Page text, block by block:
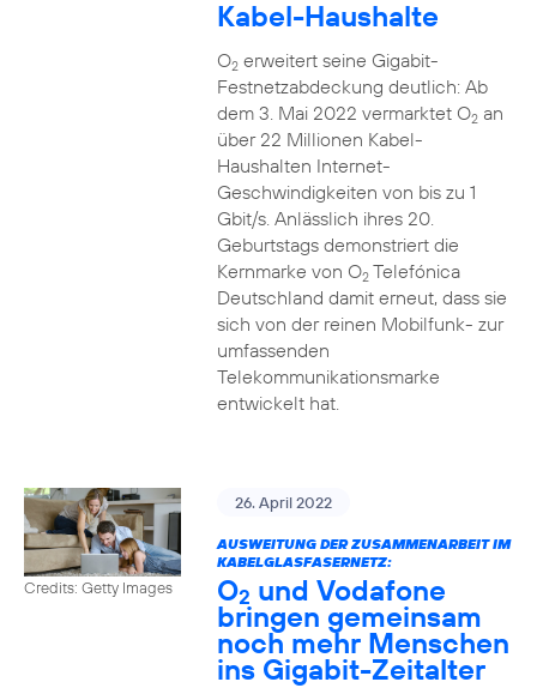
Kabel-Haushalte
O2erweitert seine Gigabit-
Festnetzabdeckung deutlich: Ab
dem 3. Mai 2022 vermarktet O2an
über 22 Millionen Kabel-
Haushalten Internet-
Geschwindigkeiten von bis zu 1
Gbit/s. Anlässlich ihres 20.
Geburtstags demonstriert die
Kernmarke von O2Telefónica
Deutschland damit erneut, dass sie
sich von der reinen Mobilfunk- zur
umfassenden
Telekommunikationsmarke
entwickelt hat.
Credits: Getty Images
26. April 2022
AUSWEITUNG DER ZUSAMMENARBEIT IM
KABELGLASFASERNETZ:
O2 und Vodafone
bringen gemeinsam
noch mehr Menschen
ins Gigabit-Zeitalter